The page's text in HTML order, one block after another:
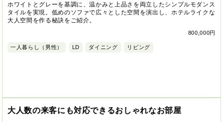
ホワイトとグレーを基調に、温かみと上品さを両立したシンプルモダンス
タイルを実現。低めのソファで広々とした空間を演出し、ホテルライクな
大人空間を作る秘訣をご紹介。
800,000円
一人暮らし（男性） LD ダイニング リビング
大人数の来客にも対応できるおしゃれなお部屋